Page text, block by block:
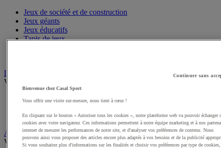
Jeux de société et de construction
Jeux géants
Jeux éducatifs
Tapis de jeux
Draisiennes, Tricycles, Vélos
Voir tous les produits
Tricycles
Trottinettes et Patinettes
Apprentissage scolaire de la Sécurité routière
Voir tous les produits
Continuer sans
Bienvenue chez Casal Sport
Vous offrir une visite sur-mesure, nous tient à cœur !
En cliquant sur le bouton « Autoriser tous les cookies », notre plateforme web va pouvoir échanger
cookies avec votre navigateur. Ces informations permettent à notre équipe marketing et à nos
internet de mesurer les performances de notre site, et d'analyser vos préférences de contenu. Nous
pouvons ainsi vous proposer des articles encore plus adaptés à vos besoins et de la publicité
Si vous souhaitez plus d'informations sur les finalités et choisir vos préférences par type de cookies,